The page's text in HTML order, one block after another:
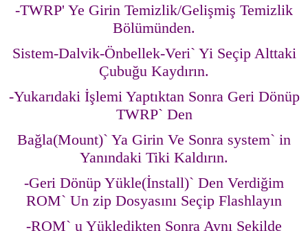
-TWRP' Ye Girin Temizlik/Gelişmiş Temizlik
Bölümünden.
Sistem-Dalvik-Önbellek-Veri` Yi Seçip Alttaki
Çubuğu Kaydırın.
-Yukarıdaki İşlemi Yaptıktan Sonra Geri Dönüp
TWRP` Den
Bağla(Mount)` Ya Girin Ve Sonra system` in
Yanındaki Tiki Kaldırın.
-Geri Dönüp Yükle(İnstall)` Den Verdiğim
ROM` Un zip Dosyasını Seçip Flashlayın
-ROM` u Yükledikten Sonra Aynı Şekilde